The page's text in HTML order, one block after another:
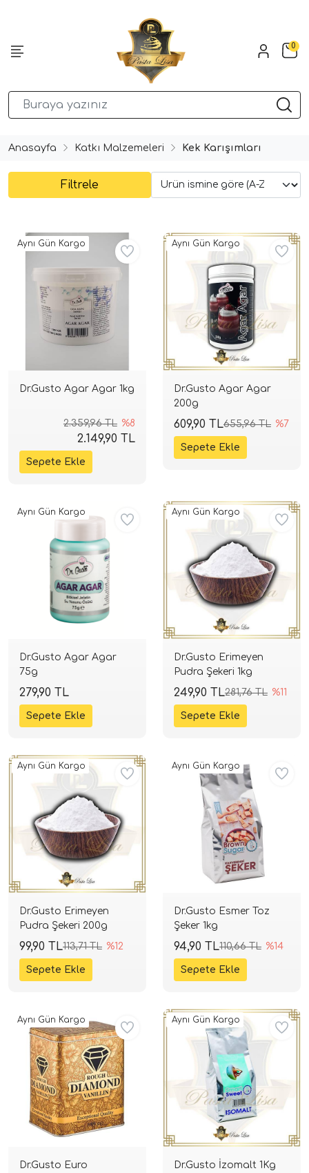
0
Anasayfa Katkı Malzemeleri Kek Karışımları
Filtrele
Dr.Gusto Agar Agar 1kg
2.359,96 TL %8
2.149,90 TL
Aynı Gün Kargo
Dr.Gusto Agar Agar
200g
655,96 TL %7
609,90 TL
Aynı Gün Kargo
Dr.Gusto Agar Agar
75g
279,90 TL
Aynı Gün Kargo
Dr.Gusto Erimeyen
Pudra Şekeri 1kg
281,76 TL %11
249,90 TL
Aynı Gün Kargo
Dr.Gusto Erimeyen
Pudra Şekeri 200g
113,71 TL %12
99,90 TL
Aynı Gün Kargo
Dr.Gusto Esmer Toz
Şeker 1kg
110,66 TL %14
94,90 TL
Aynı Gün Kargo
Dr.Gusto Euro
Aynı Gün Kargo
Dr.Gusto İzomalt 1Kg
Aynı Gün Kargo